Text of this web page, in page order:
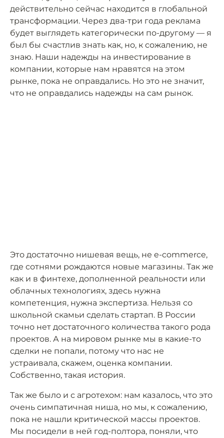
действительно сейчас находится в глобальной
трансформации. Через два-три года реклама
будет выглядеть категорически по-другому — я
был бы счастлив знать как, но, к сожалению, не
знаю. Наши надежды на инвестирование в
компании, которые нам нравятся на этом
рынке, пока не оправдались. Но это не значит,
что не оправдались надежды на сам рынок.
Это достаточно нишевая вещь, не e-commerce,
где сотнями рождаются новые магазины. Так же
как и в финтехе, дополненной реальности или
облачных технологиях, здесь нужна
компетенция, нужна экспертиза. Нельзя со
школьной скамьи сделать стартап. В России
точно нет достаточного количества такого рода
проектов. А на мировом рынке мы в какие-то
сделки не попали, потому что нас не
устраивала, скажем, оценка компании.
Собственно, такая история.
Так же было и с агротехом: нам казалось, что это
очень симпатичная ниша, но мы, к сожалению,
пока не нашли критической массы проектов.
Мы посидели в ней год-полтора, поняли, что